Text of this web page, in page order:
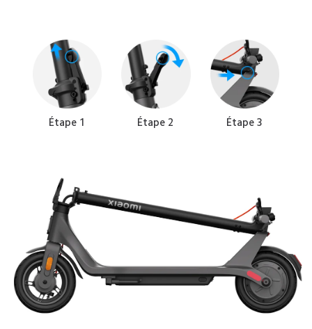
Étape 1 Étape 2 Étape 3